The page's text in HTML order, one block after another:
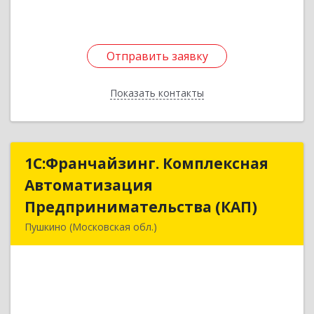
Отправить заявку
Показать контакты
Отправить заявку
Назад
1С:Франчайзинг. Комплексная
Автоматизация
Предпринимательства (КАП)
Пушкино (Московская обл.)
1С:Франчайзинг. Комплексная
Предпринимательства (КАП)